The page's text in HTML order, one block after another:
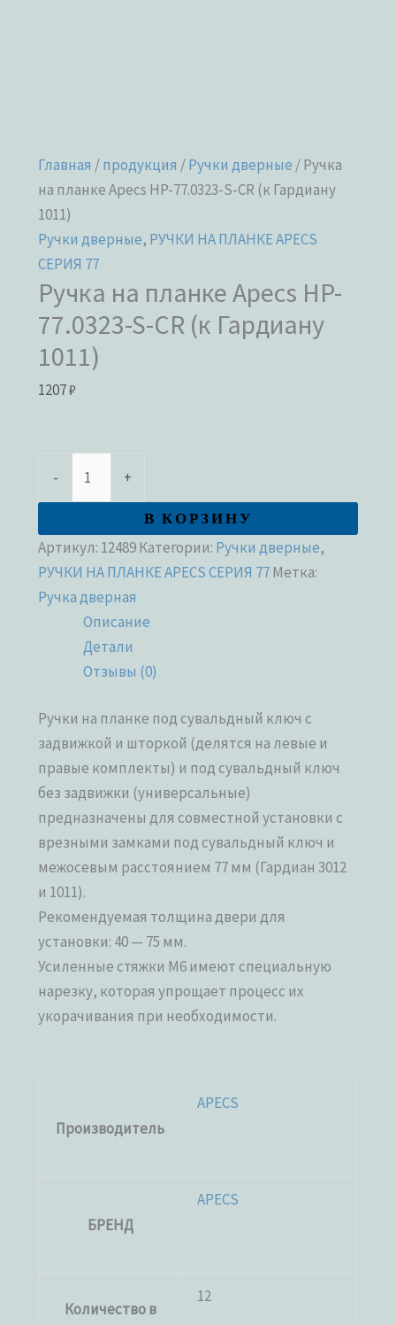
Главная /продукция /Ручки дверные / Ручка
на планке Apecs HP-77.0323-S-CR (к Гардиану
1011)
Ручки дверные, РУЧКИ НА ПЛАНКЕ APECS
СЕРИЯ 77
Ручка на планке Apecs HP-
77.0323-S-CR (к Гардиану
1011)
1207₽
- +
В КОРЗИНУ
Артикул: 12489Категории: Ручки дверные,
РУЧКИ НА ПЛАНКЕ APECS СЕРИЯ 77Метка:
Ручка дверная
Описание
Детали
Отзывы (0)
Ручки на планке под сувальдный ключ с
задвижкой и шторкой (делятся на левые и
правые комплекты) и под сувальдный ключ
без задвижки (универсальные)
предназначены для совместной установки с
врезными замками под сувальдный ключ и
межосевым расстоянием 77 мм (Гардиан 3012
и 1011).
Рекомендуемая толщина двери для
установки: 40 — 75 мм.
Усиленные стяжки М6 имеют специальную
нарезку, которая упрощает процесс их
укорачивания при необходимости.
Производитель
APECS
БРЕНД
APECS
Количество в
12